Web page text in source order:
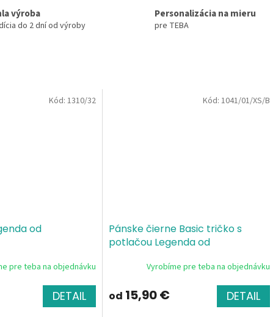
výroba
do 2 dní od výroby
Personalizácia na mieru
pre TEBA
od
pre teba na objednávku
DETAIL
Kód: 1310/32
Pánske čierne Basic tričko s
potlačou Legenda od
Vyrobíme pre teba na objednávku
od 15,90 € DETAIL
Kód: 1041/01/XS/B